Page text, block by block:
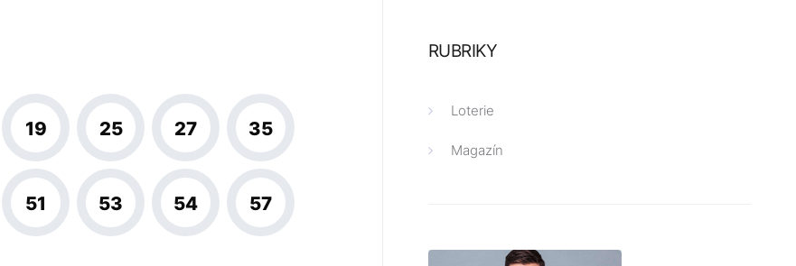
19 25 27 35
51 53 54 57
RUBRIKY
Loterie
Magazín